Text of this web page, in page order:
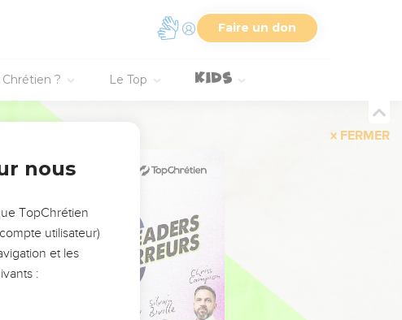
Faire un don
Chrétien ? Le Top
FERMER
nous
TopChrétien
utilisateur)
et les
: